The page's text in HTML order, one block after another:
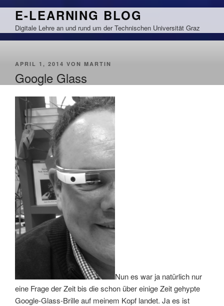
Zum
springen
E-LEARNING BLOG
Digitale Lehre an und rund um der Technischen Universität Graz
VERÖFFENTLICHT
APRIL 1, 2014 VON MARTIN
Google Glass
Nun es war ja natürlich nur
eine Frage der Zeit bis die schon über einige Zeit gehypte
Google-Glass-Brille auf meinem Kopf landet. Ja es ist